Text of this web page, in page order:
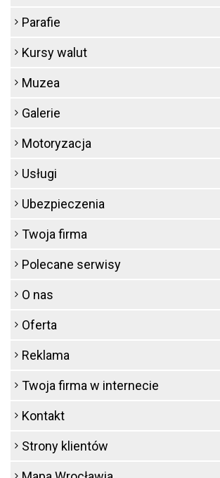
Parafie
Kursy walut
Muzea
Galerie
Motoryzacja
Usługi
Ubezpieczenia
Twoja firma
Polecane serwisy
O nas
Oferta
Reklama
Twoja firma w internecie
Kontakt
Strony klientów